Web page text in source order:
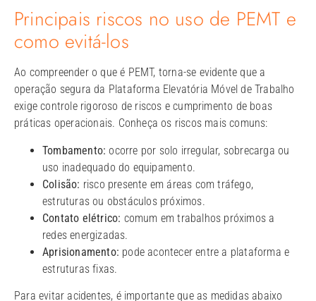
Principais riscos no uso de PEMT e
como evitá-los
Ao compreender o que é PEMT, torna-se evidente que a
operação segura da Plataforma Elevatória Móvel de Trabalho
exige controle rigoroso de riscos e cumprimento de boas
práticas operacionais. Conheça os riscos mais comuns:
Tombamento: ocorre por solo irregular, sobrecarga ou
uso inadequado do equipamento.
Colisão: risco presente em áreas com tráfego,
estruturas ou obstáculos próximos.
Contato elétrico: comum em trabalhos próximos a
redes energizadas.
Aprisionamento: pode acontecer entre a plataforma e
estruturas fixas.
Para evitar acidentes, é importante que as medidas abaixo